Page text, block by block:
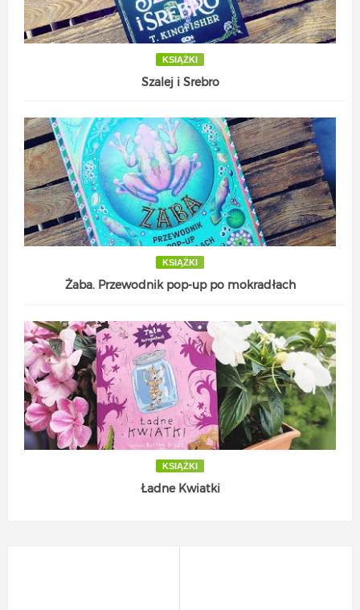
KSIĄŻKI
Szalej i Srebro
KSIĄŻKI
Żaba. Przewodnik pop-up po mokradłach
KSIĄŻKI
Ładne Kwiatki